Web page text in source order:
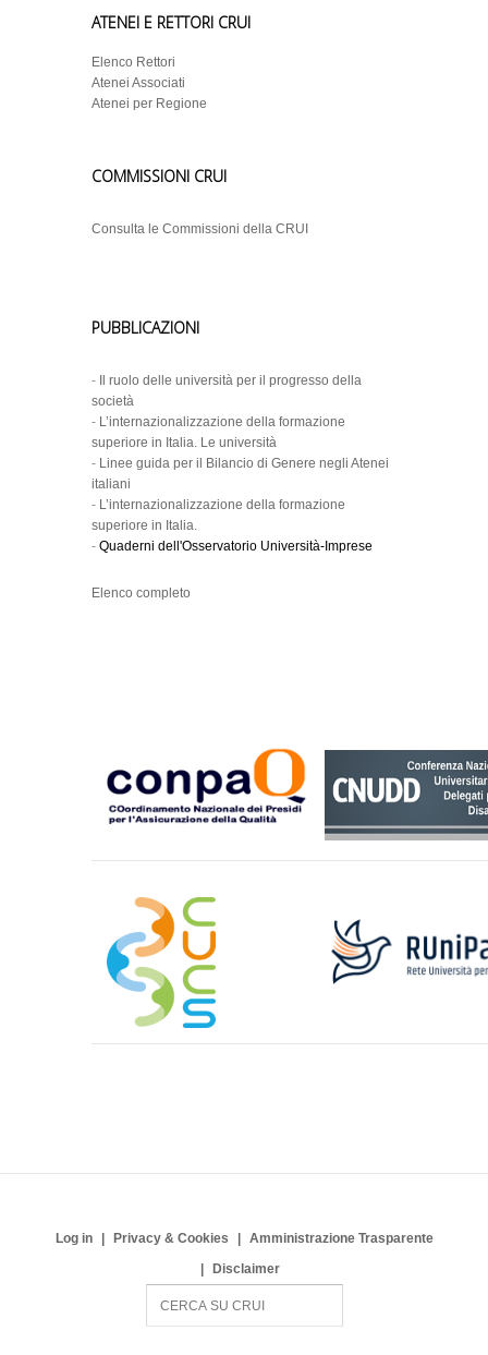
ATENEI E RETTORI CRUI
Elenco Rettori
Atenei Associati
Atenei per Regione
COMMISSIONI CRUI
Consulta le Commissioni della CRUI
PUBBLICAZIONI
-
Il ruolo delle università per il progresso della
società
- L’internazionalizzazione della formazione
superiore in Italia. Le università
- Linee guida per il Bilancio di Genere negli Atenei
italiani
- L’internazionalizzazione della formazione
superiore in Italia.
- Quaderni dell'Osservatorio Università-Imprese
Elenco completo
Log in Privacy & Cookies
Amministrazione Trasparente
Disclaimer